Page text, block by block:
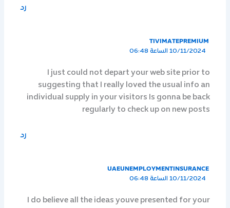
رد
TIVIMATEPREMIUM
10/11/2024 الساعة 06:48
I just could not depart your web site prior to
suggesting that I really loved the usual info an
individual supply in your visitors Is gonna be back
regularly to check up on new posts
رد
UAEUNEMPLOYMENTINSURANCE
10/11/2024 الساعة 06:48
I do believe all the ideas youve presented for your